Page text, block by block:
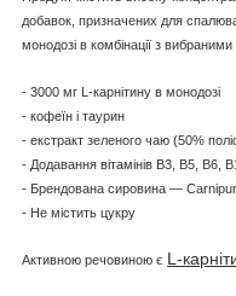
добавок, призначених для
монодозі в комбінації з вибраними
- 3000 мг L-карнітину в монодозі
- кофеїн і таурин
- екстракт зеленого чаю (50%
- Додавання вітамінів B3, B5, B6,
- Брендована сировина —
- Не містить цукру
Активною речовиною є L-